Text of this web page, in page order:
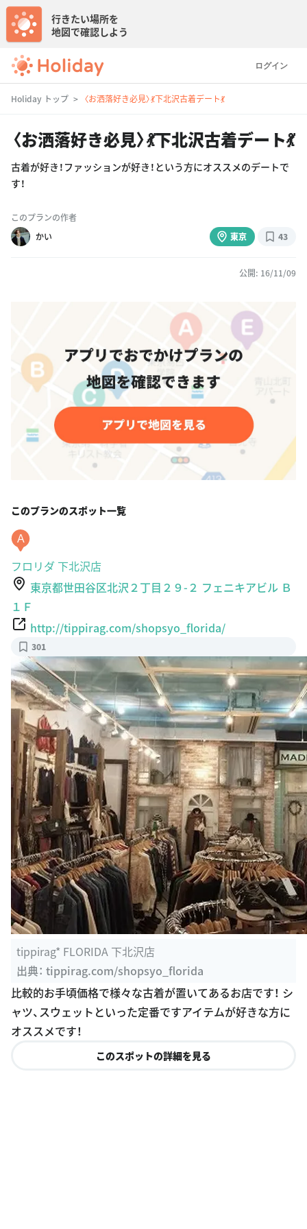
ログイン
行きたい場所を
地図で確認しよう
Holiday トップ 〈お洒落好き必見〉💃下北沢古着デート💃
〈お洒落好き必見〉💃下北沢古着デート💃
古着が好き！ファッションが好き！という方にオススメのデートで
す！
このプランの作者
かい
東京 43
公開: 16/11/09
このプランのスポット一覧
A
フロリダ 下北沢店
東京都世田谷区北沢２丁目２９-２ フェニキアビル Ｂ
１Ｆ
http://tippirag.com/shopsyo_florida/
301
tippirag* FLORIDA 下北沢店
出典： tippirag.com/shopsyo_florida
比較的お手頃価格で様々な古着が置いてあるお店です！ シ
ャツ、スウェットといった定番ですアイテムが好きな方に
オススメです！
このスポットの詳細を見る